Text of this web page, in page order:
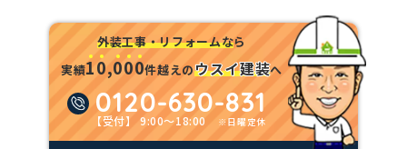
外装工事・リフォームなら
実績10,000件越えのウスイ建装へ
0120-630-831
【受付】 9:00～18:00 ※日曜定休